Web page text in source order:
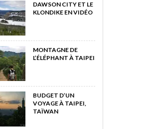
DAWSON CITY ET LE
KLONDIKE EN VIDÉO
MONTAGNE DE
L’ÉLÉPHANT À TAIPEI
BUDGET D’UN
VOYAGE À TAIPEI,
TAÏWAN